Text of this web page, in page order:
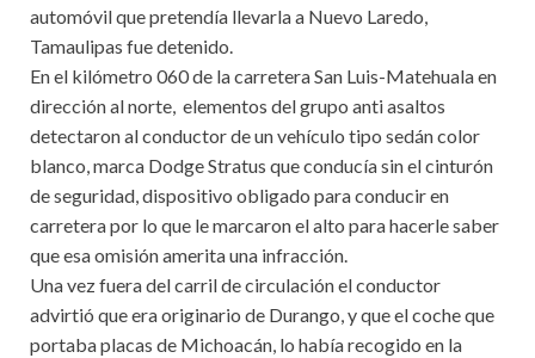
automóvil que pretendía llevarla a Nuevo Laredo,
Tamaulipas fue detenido.
En el kilómetro 060 de la carretera San Luis-Matehuala en
dirección al norte, elementos del grupo anti asaltos
detectaron al conductor de un vehículo tipo sedán color
blanco, marca Dodge Stratus que conducía sin el cinturón
de seguridad, dispositivo obligado para conducir en
carretera por lo que le marcaron el alto para hacerle saber
que esa omisión amerita una infracción.
Una vez fuera del carril de circulación el conductor
advirtió que era originario de Durango, y que el coche que
portaba placas de Michoacán, lo había recogido en la